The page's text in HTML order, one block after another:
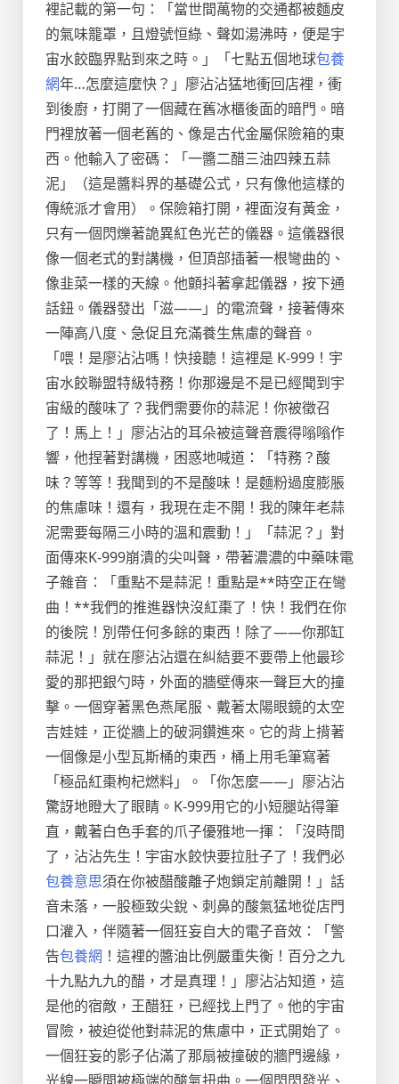
裡記載的第一句：「當世間萬物的交通都被麵皮
的氣味籠罩，且燈號恒綠、聲如湯沸時，便是宇
宙水餃臨界點到來之時。」「七點五個地球包養
網年…怎麼這麼快？」廖沾沾猛地衝回店裡，衝
到後廚，打開了一個藏在舊冰櫃後面的暗門。暗
門裡放著一個老舊的、像是古代金屬保險箱的東
西。他輸入了密碼：「一醬二醋三油四辣五蒜
泥」（這是醬料界的基礎公式，只有像他這樣的
傳統派才會用）。保險箱打開，裡面沒有黃金，
只有一個閃爍著詭異紅色光芒的儀器。這儀器很
像一個老式的對講機，但頂部插著一根彎曲的、
像韭菜一樣的天線。他顫抖著拿起儀器，按下通
話鈕。儀器發出「滋——」的電流聲，接著傳來
一陣高八度、急促且充滿養生焦慮的聲音。
「喂！是廖沾沾嗎！快接聽！這裡是 K-999！宇
宙水餃聯盟特級特務！你那邊是不是已經聞到宇
宙級的酸味了？我們需要你的蒜泥！你被徵召
了！馬上！」廖沾沾的耳朵被這聲音震得嗡嗡作
響，他捏著對講機，困惑地喊道：「特務？酸
味？等等！我聞到的不是酸味！是麵粉過度膨脹
的焦慮味！還有，我現在走不開！我的陳年老蒜
泥需要每隔三小時的溫和震動！」「蒜泥？」對
面傳來K-999崩潰的尖叫聲，帶著濃濃的中藥味電
子雜音：「重點不是蒜泥！重點是**時空正在彎
曲！**我們的推進器快沒紅棗了！快！我們在你
的後院！別帶任何多餘的東西！除了——你那缸
蒜泥！」就在廖沾沾還在糾結要不要帶上他最珍
愛的那把銀勺時，外面的牆壁傳來一聲巨大的撞
擊。一個穿著黑色燕尾服、戴著太陽眼鏡的太空
吉娃娃，正從牆上的破洞鑽進來。它的背上揹著
一個像是小型瓦斯桶的東西，桶上用毛筆寫著
「極品紅棗枸杞燃料」。「你怎麼——」廖沾沾
驚訝地瞪大了眼睛。K-999用它的小短腿站得筆
直，戴著白色手套的爪子優雅地一揮：「沒時間
了，沾沾先生！宇宙水餃快要拉肚子了！我們必
包養意思須在你被醋酸離子炮鎖定前離開！」話
音未落，一股極致尖銳、刺鼻的酸氣猛地從店門
口灌入，伴隨著一個狂妄自大的電子音效：「警
告包養網 ！這裡的醬油比例嚴重失衡！百分之九
十九點九九的醋，才是真理！」廖沾沾知道，這
是他的宿敵，王醋狂，已經找上門了。他的宇宙
冒險，被迫從他對蒜泥的焦慮中，正式開始了。
一個狂妄的影子佔滿了那扇被撞破的牆門邊緣，